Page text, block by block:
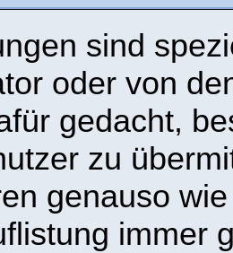
sind
oder von
gedacht,
zu
genauso
immer